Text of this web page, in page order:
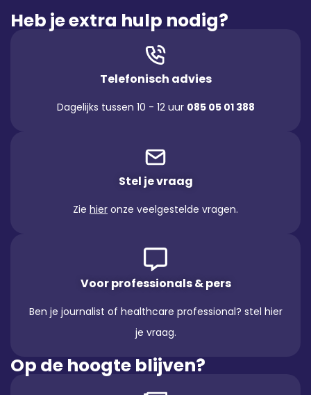
Heb je extra hulp nodig?
Telefonisch advies
Dagelijks tussen 10 - 12 uur 085 05 01 388
Stel je vraag
Zie hier onze veelgestelde vragen.
Voor professionals & pers
Ben je journalist of healthcare professional? stel hier
je vraag.
Op de hoogte blijven?